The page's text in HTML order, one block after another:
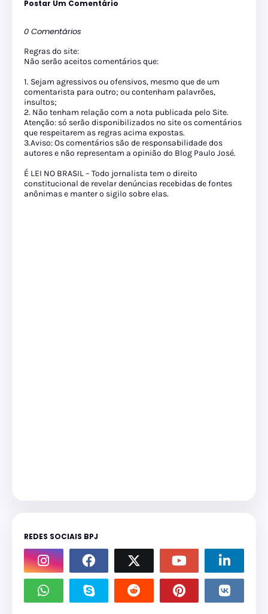
Postar Um Comentário
0 Comentários
Regras do site:
Não serão aceitos comentários que:
1. Sejam agressivos ou ofensivos, mesmo que de um
comentarista para outro; ou contenham palavrões,
insultos;
2. Não tenham relação com a nota publicada pelo Site.
Atenção: só serão disponibilizados no site os comentários
que respeitarem as regras acima expostas.
3.Aviso: Os comentários são de responsabilidade dos
autores e não representam a opinião do Blog Paulo José.
É LEI NO BRASIL – Todo jornalista tem o direito
constitucional de revelar denúncias recebidas de fontes
anônimas e manter o sigilo sobre elas.
REDES SOCIAIS BPJ